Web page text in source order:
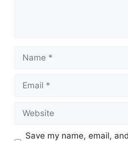
Name
Email
Website
Save my name, email,